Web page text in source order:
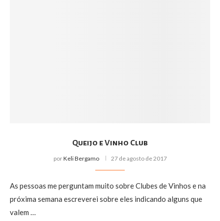
Queijo e Vinho Club
porKeli Bergamo 27 de agosto de 2017
As pessoas me perguntam muito sobre Clubes de Vinhos e na
próxima semana escreverei sobre eles indicando alguns que
valem …